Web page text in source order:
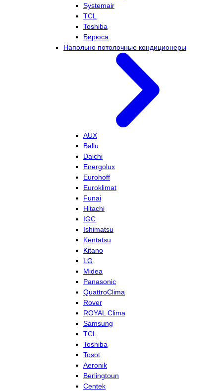
Systemair
TCL
Toshiba
Бирюса
Напольно потолочные кондиционеры
AUX
Ballu
Daichi
Energolux
Eurohoff
Euroklimat
Funai
Hitachi
IGC
Ishimatsu
Kentatsu
Kitano
LG
Midea
Panasonic
QuattroClima
Rover
ROYAL Clima
Samsung
TCL
Toshiba
Tosot
Aeronik
Berlingtoun
Centek